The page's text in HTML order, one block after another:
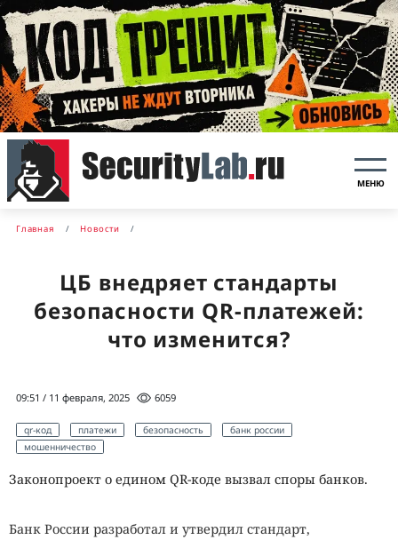
МЕНЮ
Главная Новости
ЦБ внедряет стандарты
безопасности QR-платежей:
что изменится?
09:51 / 11 февраля, 2025 6059
qr-код платежи безопасность
банк россии
мошенничество
Законопроект о едином QR-коде вызвал споры банков.
Банк России разработал и утвердил стандарт,